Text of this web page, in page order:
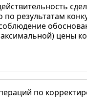
по результатам
цены
по